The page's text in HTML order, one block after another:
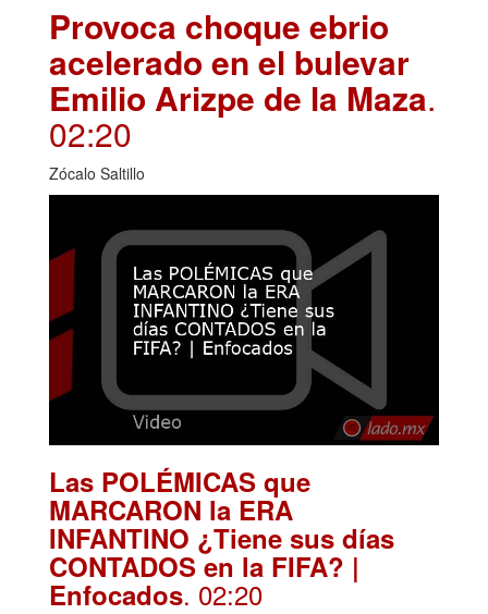
Provoca choque ebrio
acelerado en el bulevar
Emilio Arizpe de la Maza.
02:20
Zócalo Saltillo
Las POLÉMICAS que
MARCARON la ERA
INFANTINO ¿Tiene sus días
CONTADOS en la FIFA? |
Enfocados. 02:20